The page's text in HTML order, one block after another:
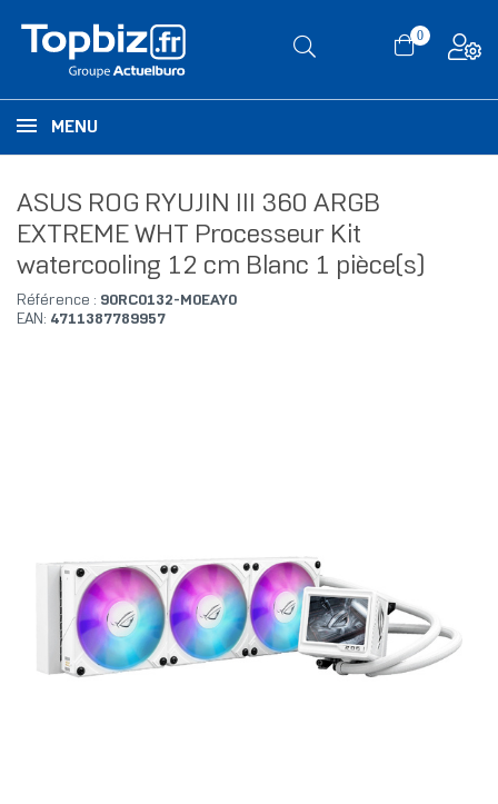
0
MENU
ASUS ROG RYUJIN III 360 ARGB
EXTREME WHT Processeur Kit
watercooling 12 cm Blanc 1 pièce(s)
Référence : 90RC0132-M0EAY0
EAN: 4711387789957